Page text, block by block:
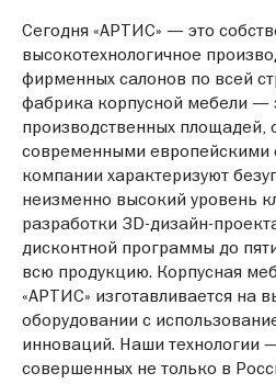
Сегодня «АРТИС» — это
высокотехнологичное
фирменных салонов по всей
фабрика корпусной мебели —
производственных площадей,
современными европейскими
компании характеризуют
неизменно высокий уровень
разработки 3D-дизайн-
дисконтной программы до
всю продукцию. Корпусная
«АРТИС» изготавливается на
оборудовании с
инноваций. Наши технологии
совершенных не только в